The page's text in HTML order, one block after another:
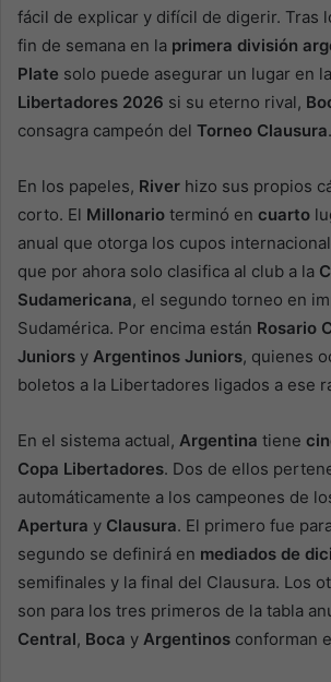
fácil de explicar y difícil de digerir. Tras
fin de semana en la primera división
Plate solo puede asegurar un lugar en la
Libertadores 2026 si su eterno rival,
consagra campeón del Torneo Clausura.
En los papeles, River hizo sus propios
corto. El Millonario terminó en cuarto
anual que otorga los cupos
que por ahora solo clasifica al club a la
Sudamericana, el segundo torneo en
Sudamérica. Por encima están Rosario
Juniors y Argentinos Juniors, quienes
boletos a la Libertadores ligados a ese
En el sistema actual, Argentina tiene
Copa Libertadores. Dos de ellos
automáticamente a los campeones de
Apertura y Clausura. El primero fue
segundo se definirá en mediados de
semifinales y la final del Clausura. Los
son para los tres primeros de la tabla
Central, Boca y Argentinos conforman